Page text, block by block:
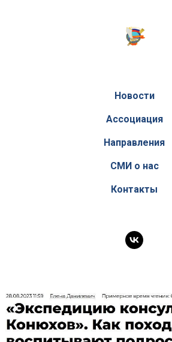
Новости
Ассоциация
Направления
СМИ о нас
Контакты